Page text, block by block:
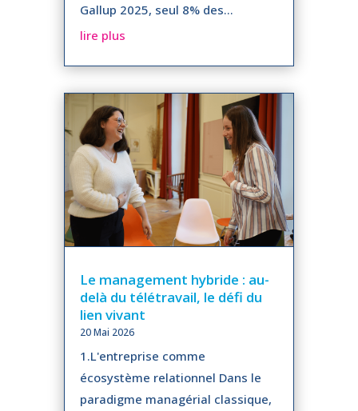
Gallup 2025, seul 8% des...
lire plus
Le management hybride : au-
delà du télétravail, le défi du
lien vivant
20 Mai 2026
1.L'entreprise comme
écosystème relationnel Dans le
paradigme managérial classique,